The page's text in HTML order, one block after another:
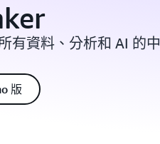
有資料、分析和 AI 的中
版